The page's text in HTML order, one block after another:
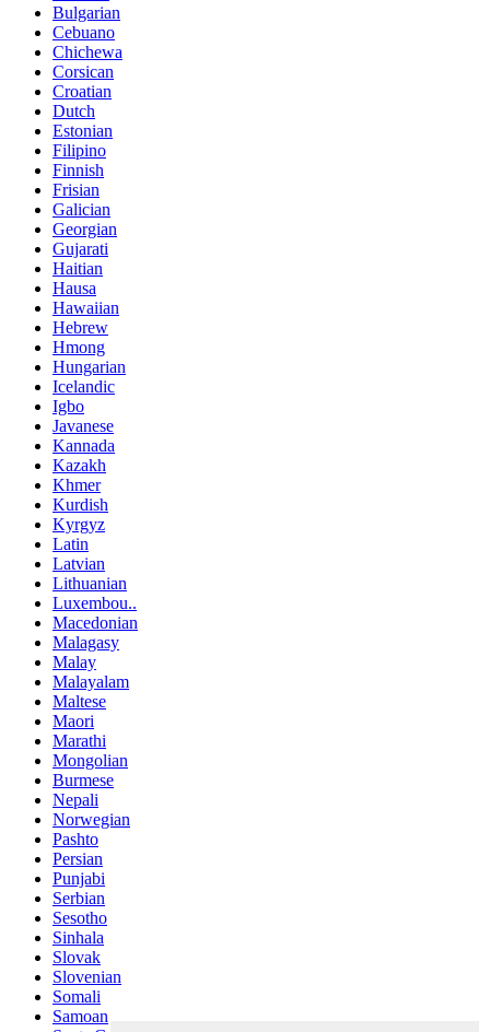
Bulgarian
Cebuano
Chichewa
Corsican
Croatian
Dutch
Estonian
Filipino
Finnish
Frisian
Galician
Georgian
Gujarati
Haitian
Hausa
Hawaiian
Hebrew
Hmong
Hungarian
Icelandic
Igbo
Javanese
Kannada
Kazakh
Khmer
Kurdish
Kyrgyz
Latin
Latvian
Lithuanian
Luxembou..
Macedonian
Malagasy
Malay
Malayalam
Maltese
Maori
Marathi
Mongolian
Burmese
Nepali
Norwegian
Pashto
Persian
Punjabi
Serbian
Sesotho
Sinhala
Slovak
Slovenian
Somali
Samoan